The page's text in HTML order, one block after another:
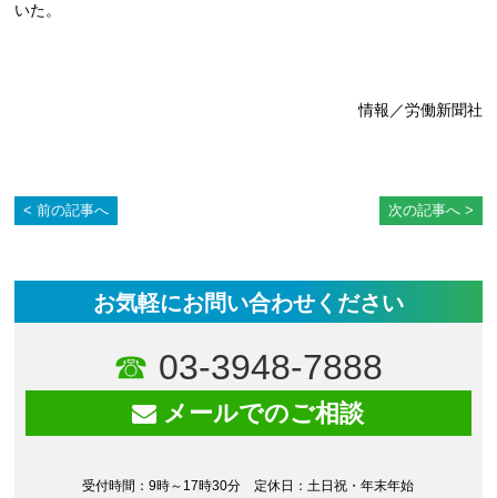
いた。
情報／労働新聞社
前の記事へ 次の記事へ
お気軽にお問い合わせください
03-3948-7888
メールでのご相談
受付時間：9時～17時30分 定休日：土日祝・年末年始